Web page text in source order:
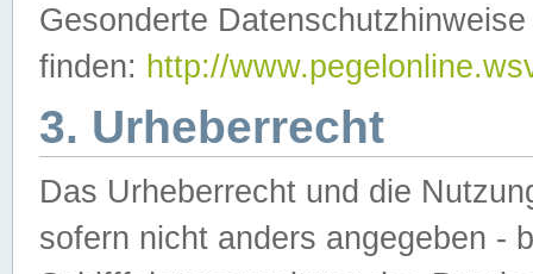
Gesonderte
finden: http://
3. Urheberrecht
Das Urheberrecht und die
sofern nicht anders angegeben -